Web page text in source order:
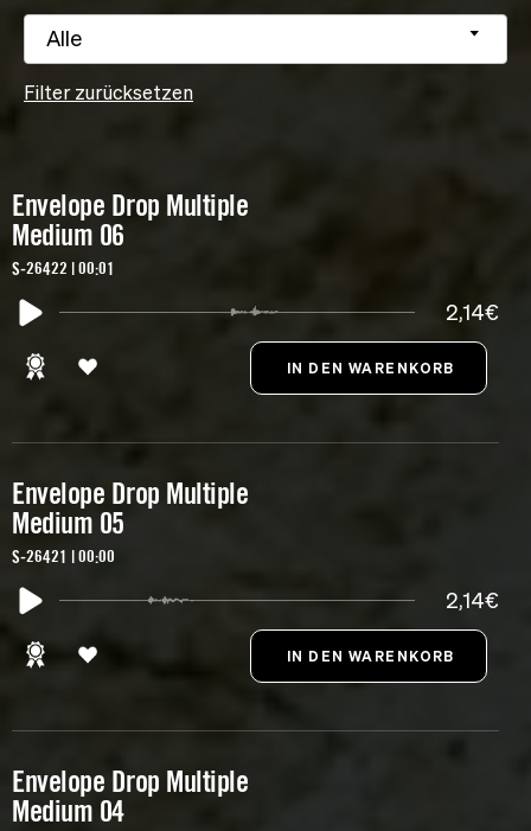
Alle
Filter zurücksetzen
Envelope Drop Multiple
Medium 06
S-26422 | 00:01
2,14€
Envelope Drop Multiple
Medium 05
S-26421 | 00:00
2,14€
Envelope Drop Multiple
Medium 04